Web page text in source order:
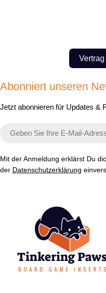
Abonniert unseren
Jetzt abonnieren für Updates &
Mit der Anmeldung erklärst Du
der Datenschutzerklärung